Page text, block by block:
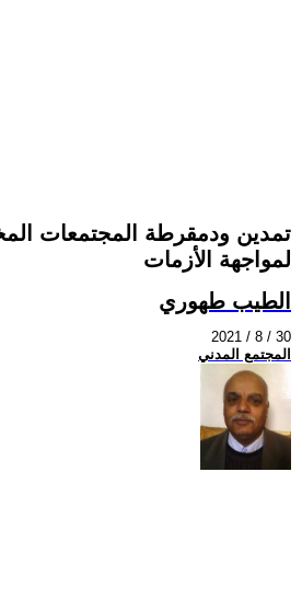
تمدين ودمقرطة المجتمعات
لمواجهة الأزمات
الطيب طهوري
2021 / 8 / 30
المجتمع المدني